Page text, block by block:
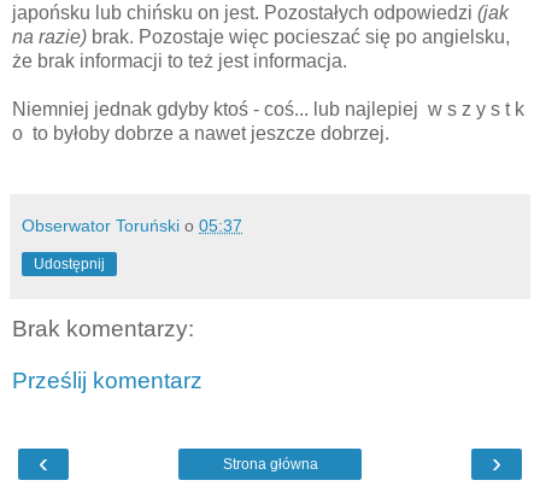
japońsku lub chińsku on jest. Pozostałych odpowiedzi (jak
na razie) brak. Pozostaje więc pocieszać się po angielsku,
że brak informacji to też jest informacja.
Niemniej jednak gdyby ktoś - coś... lub najlepiej w s z y s t k
o to byłoby dobrze a nawet jeszcze dobrzej.
Obserwator Toruński o 05:37
Udostępnij
Brak komentarzy:
Prześlij komentarz
‹ ›
Strona główna